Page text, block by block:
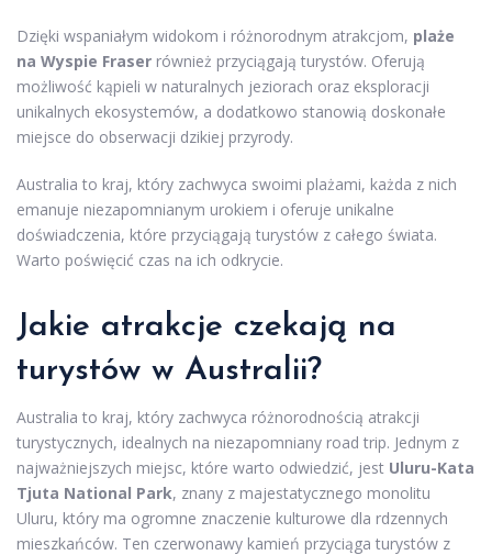
Dzięki wspaniałym widokom i różnorodnym atrakcjom, plaże
na Wyspie Fraser również przyciągają turystów. Oferują
możliwość kąpieli w naturalnych jeziorach oraz eksploracji
unikalnych ekosystemów, a dodatkowo stanowią doskonałe
miejsce do obserwacji dzikiej przyrody.
Australia to kraj, który zachwyca swoimi plażami, każda z nich
emanuje niezapomnianym urokiem i oferuje unikalne
doświadczenia, które przyciągają turystów z całego świata.
Warto poświęcić czas na ich odkrycie.
Jakie atrakcje czekają na
turystów w Australii?
Australia to kraj, który zachwyca różnorodnością atrakcji
turystycznych, idealnych na niezapomniany road trip. Jednym z
najważniejszych miejsc, które warto odwiedzić, jest Uluru-Kata
Tjuta National Park, znany z majestatycznego monolitu
Uluru, który ma ogromne znaczenie kulturowe dla rdzennych
mieszkańców. Ten czerwonawy kamień przyciąga turystów z